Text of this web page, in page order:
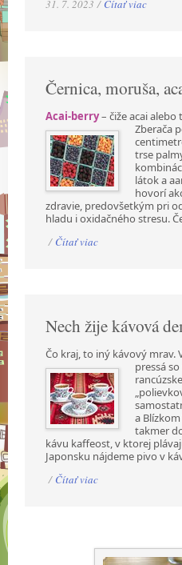
31. 7. 2023 / Čítať viac
Černica, moruša,
Acai-berry– čiže acai alebo
Zberača
trse
látok a
hovorí
zdravie, predovšetkým pri
hladu i oxidačného stresu.
/ Čítať viac
Nech žije kávová
Čo kraj, to iný kávový mrav.
pressá
a
takmer
kávu kaffeost, v ktorej
Japonsku nájdeme pivo v
/ Čítať viac